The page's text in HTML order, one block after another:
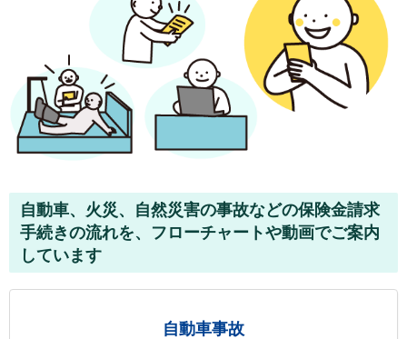
自動車、火災、自然災害の事故などの保険金請求
手続きの流れを、フローチャートや動画でご案内
しています
自動車事故